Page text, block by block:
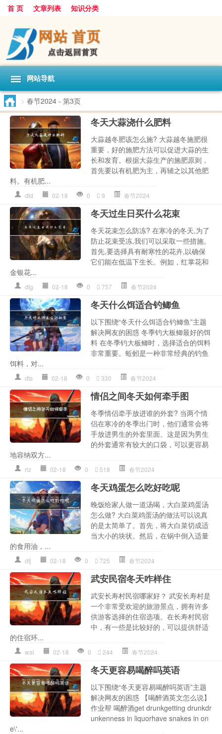
首 页 文章列表 知识分类
网站导航
> 春节2024 - 第3页
冬天大蒜浇什么肥料
大蒜越冬肥该怎么施? 大蒜越冬施肥很
重要，好的施肥方法可以促进大蒜的生
长和发育。根据大蒜生产的施肥原则，
首先要以有机肥为主，再辅之以其他肥
料。有机肥...
dtd 02-18 0 9 春节2024
冬天过生日买什么花束
冬天花束怎么防冻? 在寒冷的冬天,为了
防止花束受冻,我们可以采取一些措施。
首先,要选择具有耐寒性的花卉,以确保
它们能在低温下生长。例如，红掌花和
金银花...
dtg 02-18 0 757 春节2024
冬天什么饵适合钓鲫鱼
以下围绕“冬天什么饵适合钓鲫鱼”主题
解决网友的困惑 冬季钓大板鲫最好的饵
料 在冬季钓大板鲫时，选择适合的饵料
非常重要。蚯蚓是一种非常经典的钓鱼
饵料，对...
dts 02-18 0 330 春节2024
情侣之间冬天如何牵手图
冬季情侣牵手放进谁的外套? 当两个情
侣在寒冷的冬季出门时，他们通常会将
手放进男生的外套里面。这是因为男生
的外套通常有较大的口袋，可以更容易
地容纳双方...
rlz 02-18 0 518 春节2024
冬天鸡蛋怎么吃好吃呢
晚饭给家人做一道汤喝，大白菜鸡蛋汤
怎么做? 大白菜鸡蛋汤的做法可以说真
的是太简单了。首先，将大白菜切成适
当大小的块状。然后，在锅中倒入适量
的食用油，...
dtj 02-18 0 725 春节2024
武安民宿冬天咋样住
武安长寿村民宿哪家好？ 武安长寿村是
一个非常受欢迎的旅游景点，拥有许多
供游客选择的住宿选项。在长寿村民宿
中，有一些是比较好的，可以提供舒适
的住宿环...
wal 02-18 0 244 春节2024
冬天更容易喝醉吗英语
以下围绕“冬天更容易喝醉吗英语”主题
解决网友的困惑 【喝醉酒英文怎么说】
作业帮 喝醉酒get drunkgetting drunkdr
unkenness in liquorhave snakes in on
e\'...